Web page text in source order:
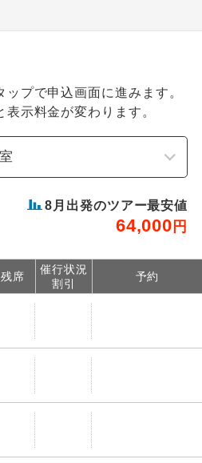
ップで申込画面に進みます。
示料金が変わります。
8 月出発のツアー最安値
64,000 円
残席
催行状況
割引
予約